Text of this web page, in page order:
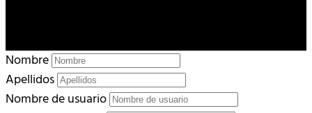
Nombre
Apellidos
Nombre de usuario